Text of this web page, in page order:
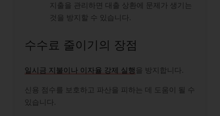
지출을 관리하면 대출 상환에 문제가 생기는
것을 방지할 수 있습니다.
수수료 줄이기의 장점
일시금 지불이나 이자율 강제 실행을 방지합니다.
신용 점수를 보호하고 파산을 피하는 데 도움이 될 수
있습니다.